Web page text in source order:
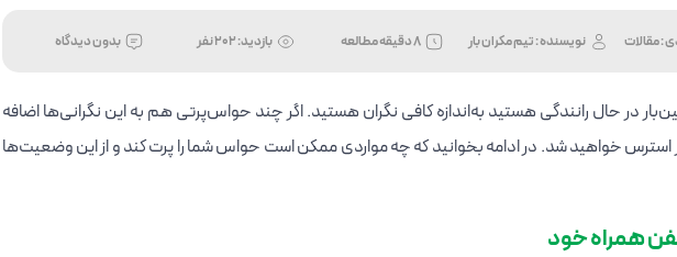
: مقالات نویسنده :تیم مکران بار بازدید:202 نفر بدون دیدگاه
در حال رانندگی هستید به‌اندازه کافی نگران هستید. اگر چند حواس‌پرتی هم به این نگرانی‌ها اضافه
خواهید شد. در ادامه بخوانید که چه مواردی ممکن است حواس شما را پرت کند و از این وضعیت‌ها
همراه خود